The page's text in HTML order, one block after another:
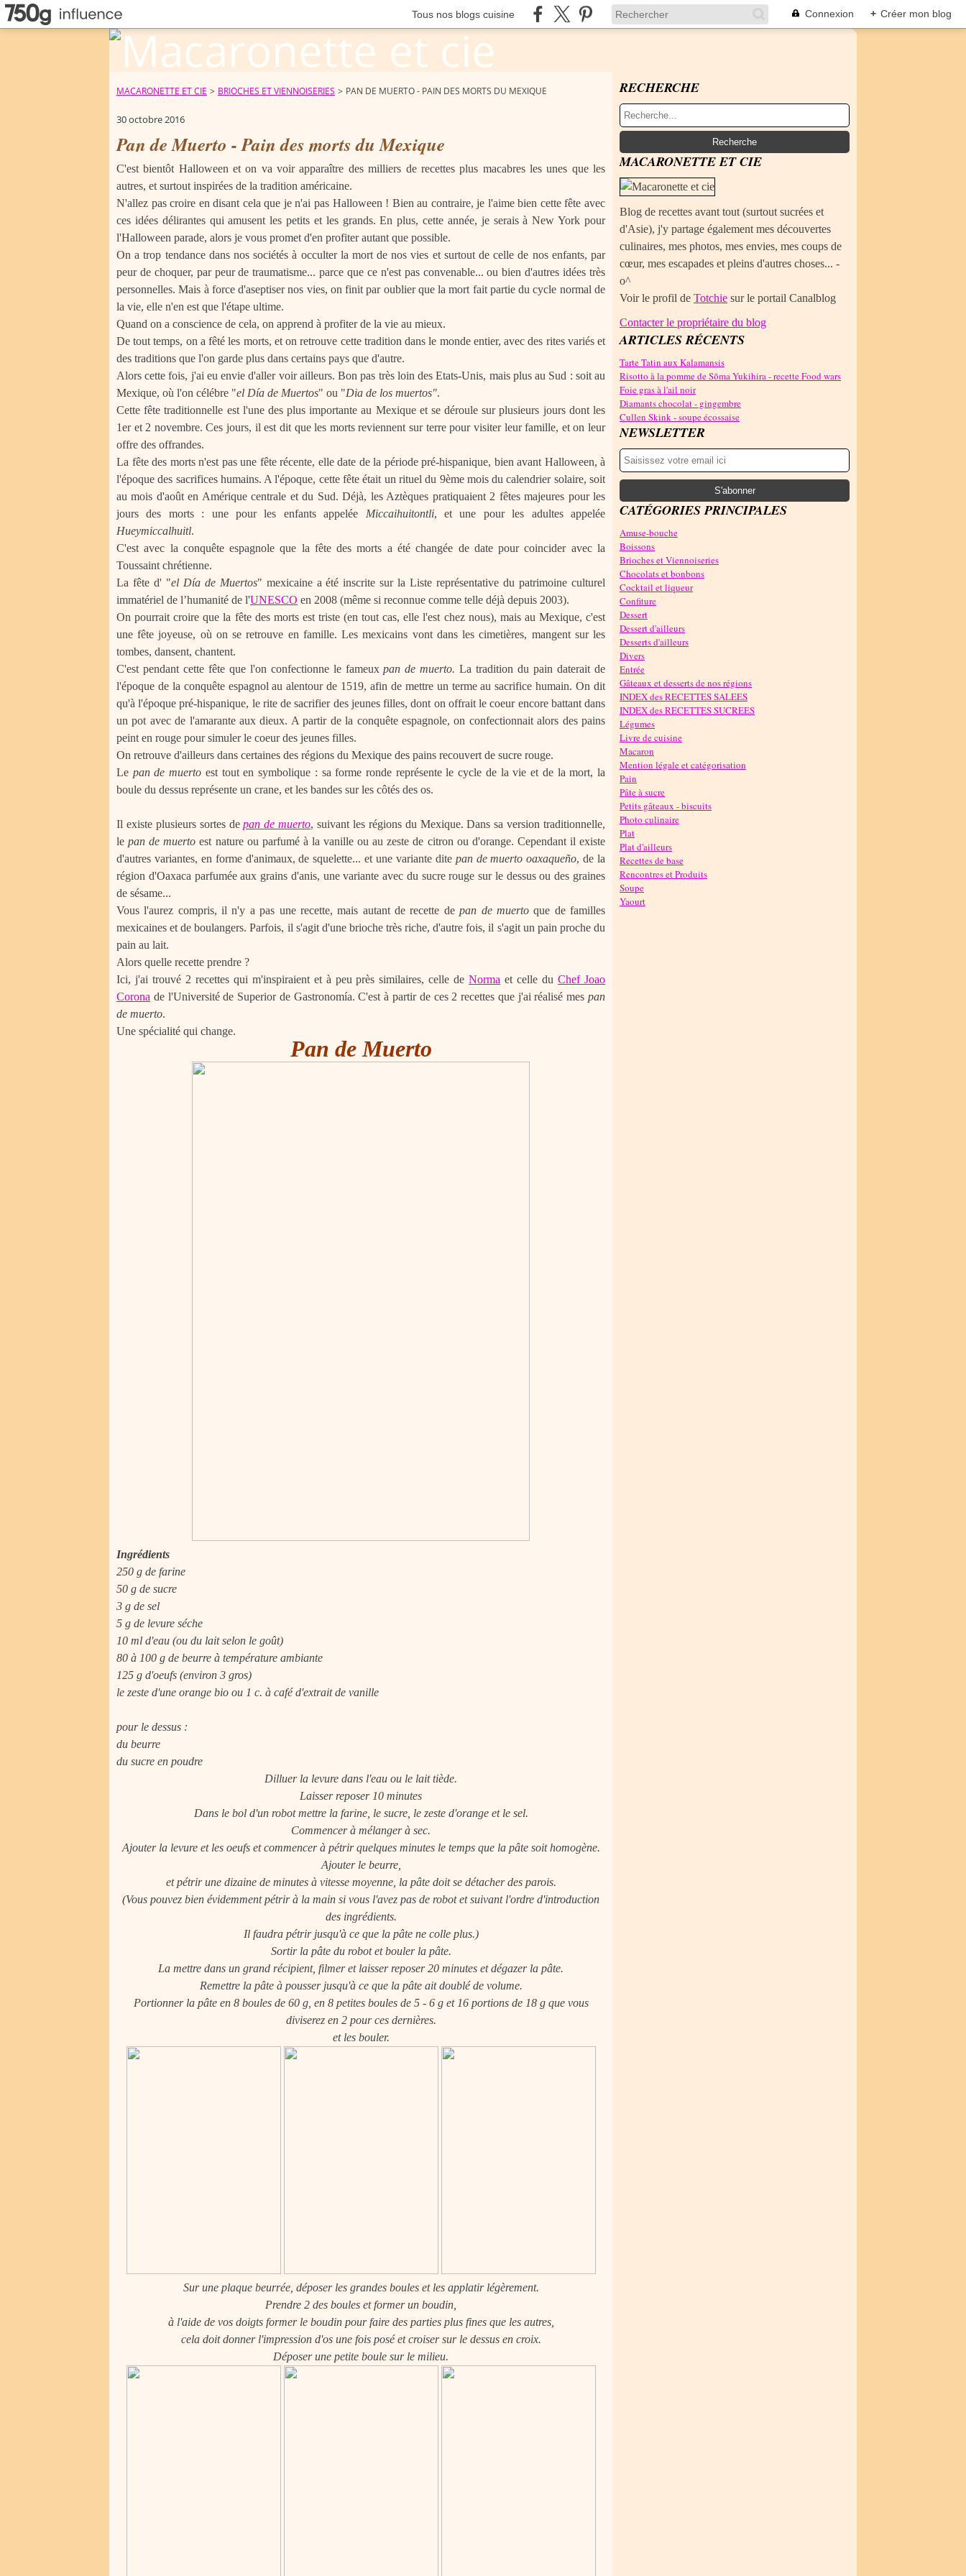
Tous nos blogs cuisine Connexion + Créer mon blog
MACARONETTE ET CIE > BRIOCHES ET VIENNOISERIES > PAN DE MUERTO - PAIN DES MORTS DU MEXIQUE
30 octobre 2016
Pan de Muerto - Pain des morts du Mexique
C'est bientôt Halloween et on va voir apparaître des milliers de recettes plus macabres les unes que les
autres, et surtout inspirées de la tradition américaine.
N'allez pas croire en disant cela que je n'ai pas Halloween ! Bien au contraire, je l'aime bien cette fête avec
ces idées délirantes qui amusent les petits et les grands. En plus, cette année, je serais à New York pour
l'Halloween parade, alors je vous promet d'en profiter autant que possible.
On a trop tendance dans nos sociétés à occulter la mort de nos vies et surtout de celle de nos enfants, par
peur de choquer, par peur de traumatisme... parce que ce n'est pas convenable... ou bien d'autres idées très
personnelles. Mais à force d'aseptiser nos vies, on finit par oublier que la mort fait partie du cycle normal de
la vie, elle n'en est que l'étape ultime.
Quand on a conscience de cela, on apprend à profiter de la vie au mieux.
De tout temps, on a fêté les morts, et on retrouve cette tradition dans le monde entier, avec des rites variés et
des traditions que l'on garde plus dans certains pays que d'autre.
Alors cette fois, j'ai eu envie d'aller voir ailleurs. Bon pas très loin des Etats-Unis, mais plus au Sud : soit au
Mexique, où l'on célébre "el Día de Muertos" ou "Dia de los muertos".
Cette fête traditionnelle est l'une des plus importante au Mexique et se déroule sur plusieurs jours dont les
1er et 2 novembre. Ces jours, il est dit que les morts reviennent sur terre pour visiter leur famille, et on leur
offre des offrandes.
La fête des morts n'est pas une fête récente, elle date de la période pré-hispanique, bien avant Halloween, à
l'époque des sacrifices humains. A l'époque, cette fête était un rituel du 9ème mois du calendrier solaire, soit
au mois d'août en Amérique centrale et du Sud. Déjà, les Aztèques pratiquaient 2 fêtes majeures pour les
jours des morts : une pour les enfants appelée Miccaihuitontli, et une pour les adultes appelée
Hueymiccalhuitl.
C'est avec la conquête espagnole que la fête des morts a été changée de date pour coincider avec la
Toussaint chrétienne.
La fête d' "el Día de Muertos" mexicaine a été inscrite sur la Liste représentative du patrimoine culturel
immatériel de l’humanité de l'UNESCO en 2008 (même si reconnue comme telle déjà depuis 2003).
On pourrait croire que la fête des morts est triste (en tout cas, elle l'est chez nous), mais au Mexique, c'est
une fête joyeuse, où on se retrouve en famille. Les mexicains vont dans les cimetières, mangent sur les
tombes, dansent, chantent.
C'est pendant cette fête que l'on confectionne le fameuxpan de muerto.La tradition du pain daterait de
l'époque de la conquête espagnol au alentour de 1519, afin de mettre un terme au sacrifice humain. On dit
qu'à l'époquepré-hispanique, le rite de sacrifier des jeunes filles, dont on offrait le coeur encore battant dans
un pot avec de l'amarante aux dieux. A partir de la conquête espagnole, on confectionnait alors des pains
peint en rouge pour simuler le coeur des jeunes filles.
On retrouve d'ailleurs dans certaines des régions du Mexique des pains recouvert de sucre rouge.
Le pan de muerto est tout en symbolique : sa forme ronde représente le cycle de la vie et de la mort, la
boule du dessus représente un crane, et les bandes sur les côtés des os.
Il existe plusieurs sortes depan de muerto, suivant les régions du Mexique.Dans sa version traditionnelle,
lepan de muerto est nature ou parfumé à la vanille ou au zeste de citron ou d'orange. Cependant il existe
d'autres variantes, en forme d'animaux, de squelette... et une variante dite pan de muerto oaxaqueño, de la
région d'Oaxaca parfumée aux grains d'anis, une variante avec du sucre rouge sur le dessus ou des graines
de sésame...
Vous l'aurez compris, il n'y a pas une recette, mais autant de recette depan de muertoque de familles
mexicaines et de boulangers. Parfois, il s'agit d'une brioche très riche, d'autre fois, il s'agit un pain proche du
pain au lait.
Alors quelle recette prendre ?
Ici, j'ai trouvé 2 recettes qui m'inspiraient et à peu près similaires, celle deNorma et celle duChef Joao
Corona de l'Université de Superior de Gastronomía. C'est à partir de ces 2 recettes que j'ai réalisé mes pan
de muerto.
Une spécialité qui change.
Pan de Muerto
Ingrédients
250 g de farine
50 g de sucre
3 g de sel
5 g de levure séche
10 ml d'eau (ou du lait selon le goût)
80 à 100 g de beurre à température ambiante
125 g d'oeufs (environ 3 gros)
le zeste d'une orange bio ou 1 c. à café d'extrait de vanille
pour le dessus :
du beurre
du sucre en poudre
Dilluer la levure dans l'eau ou le lait tiède.
Laisser reposer 10 minutes
Dans le bol d'un robot mettre la farine, le sucre, le zeste d'orange et le sel.
Commencer à mélanger à sec.
Ajouter la levure et les oeufs et commencer à pétrir quelques minutes le temps que la pâte soit homogène.
Ajouter le beurre,
et pétrir une dizaine de minutes à vitesse moyenne, la pâte doit se détacher des parois.
(Vous pouvez bien évidemment pétrir à la main si vous l'avez pas de robot et suivant l'ordre d'introduction
des ingrédients.
Il faudra pétrir jusqu'à ce que la pâte ne colle plus.)
Sortir la pâte du robot et bouler la pâte.
La mettre dans un grand récipient, filmer et laisser reposer 20 minutes et dégazer la pâte.
Remettre la pâte à pousser jusqu'à ce que la pâte ait doublé de volume.
Portionner la pâte en 8 boules de 60 g, en 8 petites boules de 5 - 6 g et 16 portions de 18 g que vous
diviserez en 2 pour ces dernières.
et les bouler.
Sur une plaque beurrée, déposer les grandes boules et les applatir légèrement.
Prendre 2 des boules et former un boudin,
à l'aide de vos doigts former le boudin pour faire des parties plus fines que les autres,
cela doit donner l'impression d'os une fois posé et croiser sur le dessus en croix.
Déposer une petite boule sur le milieu.
RECHERCHE
MACARONETTE ET CIE
Blog de recettes avant tout (surtout sucrées et
d'Asie), j'y partage également mes découvertes
culinaires, mes photos, mes envies, mes coups de
cœur, mes escapades et pleins d'autres choses... -
o^
Voir le profil de Totchie sur le portail Canalblog
Contacter le propriétaire du blog
ARTICLES RÉCENTS
Tarte Tatin aux Kalamansis
Risotto à la pomme de Sōma Yukihira - recette Food wars
Foie gras à l'ail noir
Diamants chocolat - gingembre
Cullen Skink - soupe écossaise
NEWSLETTER
CATÉGORIES PRINCIPALES
Amuse-bouche
Boissons
Brioches et Viennoiseries
Chocolats et bonbons
Cocktail et liqueur
Confiture
Dessert
Dessert d'ailleurs
Desserts d'ailleurs
Divers
Entrée
Gâteaux et desserts de nos régions
INDEX des RECETTES SALEES
INDEX des RECETTES SUCREES
Légumes
Livre de cuisine
Macaron
Mention légale et catégorisation
Pain
Pâte à sucre
Petits gâteaux - biscuits
Photo culinaire
Plat
Plat d'ailleurs
Recettes de base
Rencontres et Produits
Soupe
Yaourt